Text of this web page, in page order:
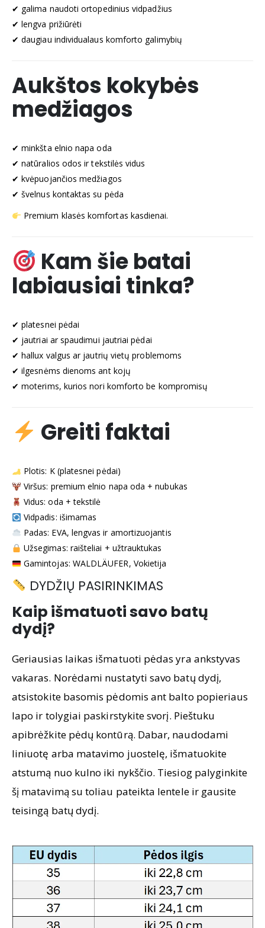
✔ galima naudoti ortopedinius vidpadžius
✔ lengva prižiūrėti
✔ daugiau individualaus komforto galimybių
Aukštos kokybės
medžiagos
✔ minkšta elnio napa oda
✔ natūralios odos ir tekstilės vidus
✔ kvėpuojančios medžiagos
✔ švelnus kontaktas su pėda
Premium klasės komfortas kasdienai.
Kam šie batai
labiausiai tinka?
✔ platesnei pėdai
✔ jautriai ar spaudimui jautriai pėdai
✔ hallux valgus ar jautrių vietų problemoms
✔ ilgesnėms dienoms ant kojų
✔ moterims, kurios nori komforto be kompromisų
Greiti faktai
Plotis: K (platesnei pėdai)
Viršus: premium elnio napa oda + nubukas
Vidus: oda + tekstilė
Vidpadis: išimamas
Padas: EVA, lengvas ir amortizuojantis
Užsegimas: raišteliai + užtrauktukas
Gamintojas: WALDLÄUFER, Vokietija
DYDŽIŲ PASIRINKIMAS
Kaip išmatuoti savo batų
dydį?
Geriausias laikas išmatuoti pėdas yra ankstyvas
vakaras. Norėdami nustatyti savo batų dydį,
atsistokite basomis pėdomis ant balto popieriaus
lapo ir tolygiai paskirstykite svorį. Pieštuku
apibrėžkite pėdų kontūrą. Dabar, naudodami
liniuotę arba matavimo juostelę, išmatuokite
atstumą nuo kulno iki nykščio. Tiesiog palyginkite
šį matavimą su toliau pateikta lentele ir gausite
teisingą batų dydį.